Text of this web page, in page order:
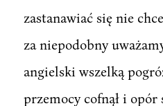
zastanawiać się nie
za niepodobny
angielski wszelką
przemocy cofnął i